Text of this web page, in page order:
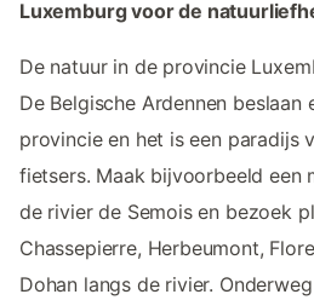
Luxemburg voor de
De natuur in de provincie
De Belgische Ardennen
provincie en het is een paradijs
fietsers. Maak bijvoorbeeld een
de rivier de Semois en bezoek
Chassepierre, Herbeumont,
Dohan langs de rivier.